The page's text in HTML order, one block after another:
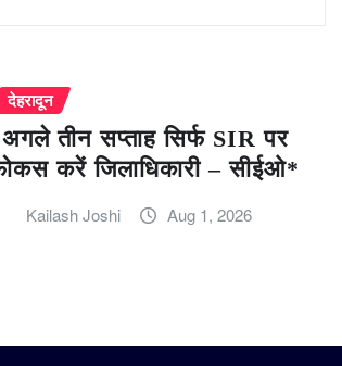
देहरादून
तीन सप्ताह सिर्फ SIR पर
करें जिलाधिकारी – सीईओ*
Kailash Joshi Aug 1, 2026